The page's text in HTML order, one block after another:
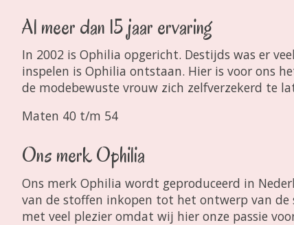
Al meer dan 15 jaar ervaring
In 2002 is Ophilia opgericht. Destijds was er
inspelen is Ophilia ontstaan. Hier is voor ons
de modebewuste vrouw zich zelfverzekerd te
Maten 40 t/m 54
Ons merk Ophilia
Ons merk Ophilia wordt geproduceerd in
van de stoffen inkopen tot het ontwerp van
met veel plezier omdat wij hier onze passie